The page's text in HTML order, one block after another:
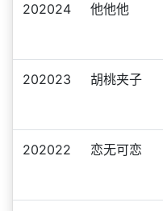
202024 他他他
202023 胡桃夹子
202022 恋无可恋